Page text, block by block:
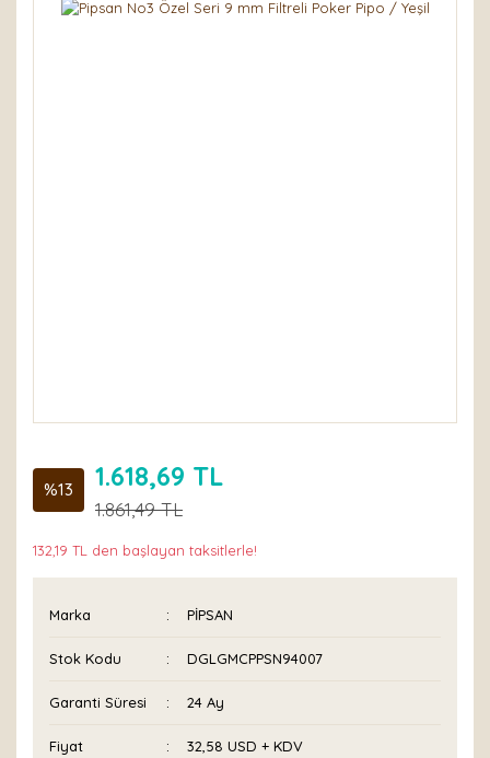
%13 1.618,69 TL
1.861,49 TL
132,19 TL den başlayan taksitlerle!
Marka PİPSAN
Stok Kodu DGLGMCPPSN94007
Garanti Süresi 24 Ay
Fiyat 32,58 USD + KDV